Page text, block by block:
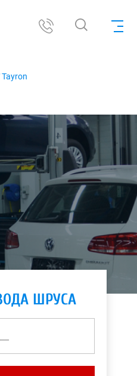
Tayron
ШРУСА